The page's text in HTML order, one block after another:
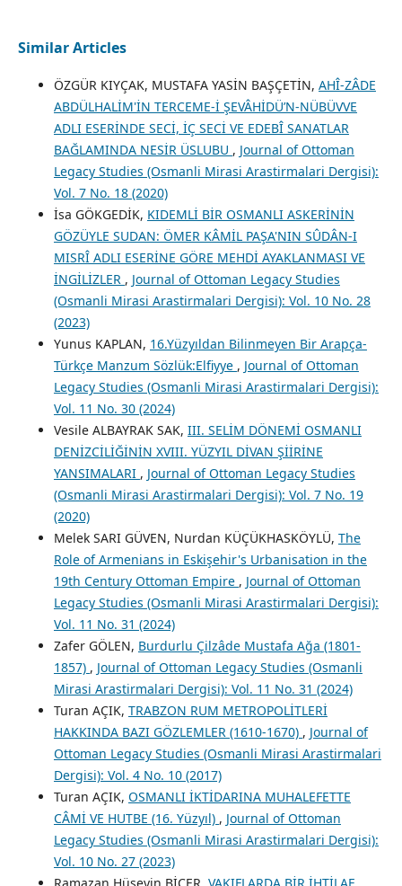
Similar Articles
ÖZGÜR KIYÇAK, MUSTAFA YASİN BAŞÇETİN, AHÎ-ZÂDE
ABDÜLHALİM'İN TERCEME-İ ŞEVÂHİDÜ’N-NÜBÜVVE
ADLI ESERİNDE SECİ, İÇ SECİ VE EDEBÎ SANATLAR
BAĞLAMINDA NESİR ÜSLUBU , Journal of Ottoman
Legacy Studies (Osmanli Mirasi Arastirmalari Dergisi):
Vol. 7 No. 18 (2020)
İsa GÖKGEDİK, KIDEMLİ BİR OSMANLI ASKERİNİN
GÖZÜYLE SUDAN: ÖMER KÂMİL PAŞA'NIN SÛDÂN-I
MISRÎ ADLI ESERİNE GÖRE MEHDİ AYAKLANMASI VE
İNGİLİZLER , Journal of Ottoman Legacy Studies
(Osmanli Mirasi Arastirmalari Dergisi): Vol. 10 No. 28
(2023)
Yunus KAPLAN, 16.Yüzyıldan Bilinmeyen Bir Arapça-
Türkçe Manzum Sözlük:Elfiyye , Journal of Ottoman
Legacy Studies (Osmanli Mirasi Arastirmalari Dergisi):
Vol. 11 No. 30 (2024)
Vesile ALBAYRAK SAK, III. SELİM DÖNEMİ OSMANLI
DENİZCİLİĞİNİN XVIII. YÜZYIL DİVAN ŞİİRİNE
YANSIMALARI , Journal of Ottoman Legacy Studies
(Osmanli Mirasi Arastirmalari Dergisi): Vol. 7 No. 19
(2020)
Melek SARI GÜVEN, Nurdan KÜÇÜKHASKÖYLÜ, The
Role of Armenians in Eskişehir's Urbanisation in the
19th Century Ottoman Empire , Journal of Ottoman
Legacy Studies (Osmanli Mirasi Arastirmalari Dergisi):
Vol. 11 No. 31 (2024)
Zafer GÖLEN, Burdurlu Çilzâde Mustafa Ağa (1801-
1857) , Journal of Ottoman Legacy Studies (Osmanli
Mirasi Arastirmalari Dergisi): Vol. 11 No. 31 (2024)
Turan AÇIK, TRABZON RUM METROPOLİTLERİ
HAKKINDA BAZI GÖZLEMLER (1610-1670) , Journal of
Ottoman Legacy Studies (Osmanli Mirasi Arastirmalari
Dergisi): Vol. 4 No. 10 (2017)
Turan AÇIK, OSMANLI İKTİDARINA MUHALEFETTE
CÂMİ VE HUTBE (16. Yüzyıl) , Journal of Ottoman
Legacy Studies (Osmanli Mirasi Arastirmalari Dergisi):
Vol. 10 No. 27 (2023)